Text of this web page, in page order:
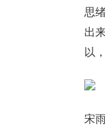
思
出
以
宋